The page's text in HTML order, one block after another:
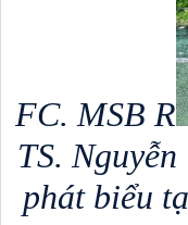
FC. MSB R
TS.
phát biểu